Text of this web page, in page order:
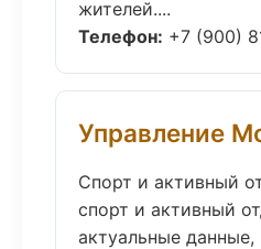
жителей....
Телефон: +7 (900)
Управление
Спорт и активный
спорт и активный
актуальные данные,